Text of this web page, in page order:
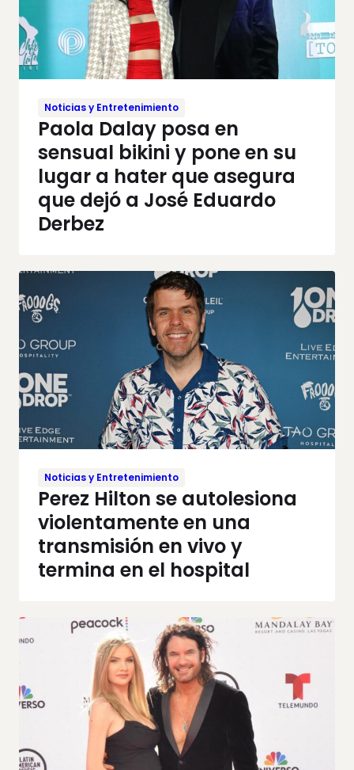
Noticias y Entretenimiento
Paola Dalay posa en
sensual bikini y pone en su
lugar a hater que asegura
que dejó a José Eduardo
Derbez
Noticias y Entretenimiento
Perez Hilton se autolesiona
violentamente en una
transmisión en vivo y
termina en el hospital